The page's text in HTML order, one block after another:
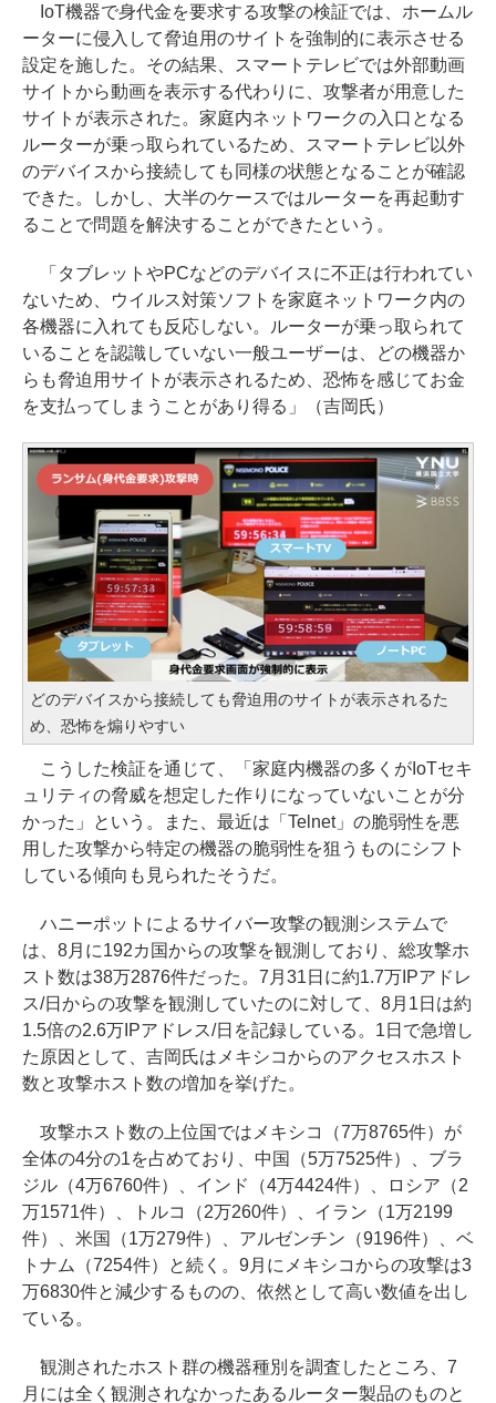
IoT機器で身代金を要求する攻撃の検証では、ホームル
ーターに侵入して脅迫用のサイトを強制的に表示させる
設定を施した。その結果、スマートテレビでは外部動画
サイトから動画を表示する代わりに、攻撃者が用意した
サイトが表示された。家庭内ネットワークの入口となる
ルーターが乗っ取られているため、スマートテレビ以外
のデバイスから接続しても同様の状態となることが確認
できた。しかし、大半のケースではルーターを再起動す
ることで問題を解決することができたという。
「タブレットやPCなどのデバイスに不正は行われてい
ないため、ウイルス対策ソフトを家庭ネットワーク内の
各機器に入れても反応しない。ルーターが乗っ取られて
いることを認識していない一般ユーザーは、どの機器か
らも脅迫用サイトが表示されるため、恐怖を感じてお金
を支払ってしまうことがあり得る」（吉岡氏）
どのデバイスから接続しても脅迫用のサイトが表示されるた
め、恐怖を煽りやすい
こうした検証を通じて、「家庭内機器の多くがIoTセキ
ュリティの脅威を想定した作りになっていないことが分
かった」という。また、最近は「Telnet」の脆弱性を悪
用した攻撃から特定の機器の脆弱性を狙うものにシフト
している傾向も見られたそうだ。
ハニーポットによるサイバー攻撃の観測システムで
は、8月に192カ国からの攻撃を観測しており、総攻撃ホ
スト数は38万2876件だった。7月31日に約1.7万IPアドレ
ス/日からの攻撃を観測していたのに対して、8月1日は約
1.5倍の2.6万IPアドレス/日を記録している。1日で急増し
た原因として、吉岡氏はメキシコからのアクセスホスト
数と攻撃ホスト数の増加を挙げた。
攻撃ホスト数の上位国ではメキシコ（7万8765件）が
全体の4分の1を占めており、中国（5万7525件）、ブラ
ジル（4万6760件）、インド（4万4424件）、ロシア（2
万1571件）、トルコ（2万260件）、イラン（1万2199
件）、米国（1万279件）、アルゼンチン（9196件）、ベ
トナム（7254件）と続く。9月にメキシコからの攻撃は3
万6830件と減少するものの、依然として高い数値を出し
ている。
観測されたホスト群の機器種別を調査したところ、7
月には全く観測されなかったあるルーター製品のものと